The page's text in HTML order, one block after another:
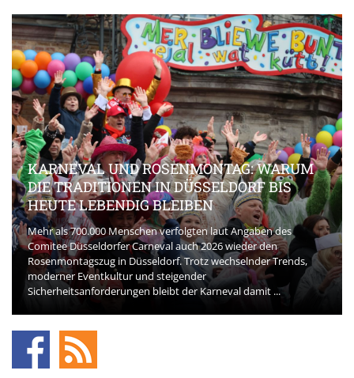
KARNEVAL UND ROSENMONTAG: WARUM
DIE TRADITIONEN IN DÜSSELDORF BIS
HEUTE LEBENDIG BLEIBEN
Mehr als 700.000 Menschen verfolgten laut Angaben des
Comitee Düsseldorfer Carneval auch 2026 wieder den
Rosenmontagszug in Düsseldorf. Trotz wechselnder Trends,
moderner Eventkultur und steigender
Sicherheitsanforderungen bleibt der Karneval damit ...